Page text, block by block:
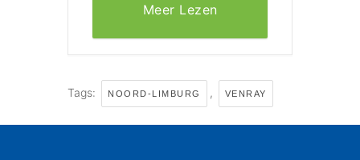
Meer Lezen
Tags: NOORD-LIMBURG , VENRAY